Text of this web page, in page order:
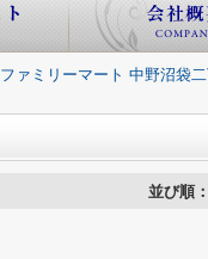
ファミリーマート 中野沼袋
並び順：